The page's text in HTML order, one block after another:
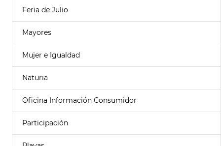
Feria de Julio
Mayores
Mujer e Igualdad
Naturia
Oficina Información Consumidor
Participación